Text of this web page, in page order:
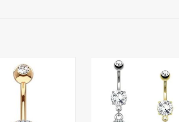
bestellen
Bauchnabelpiercing online